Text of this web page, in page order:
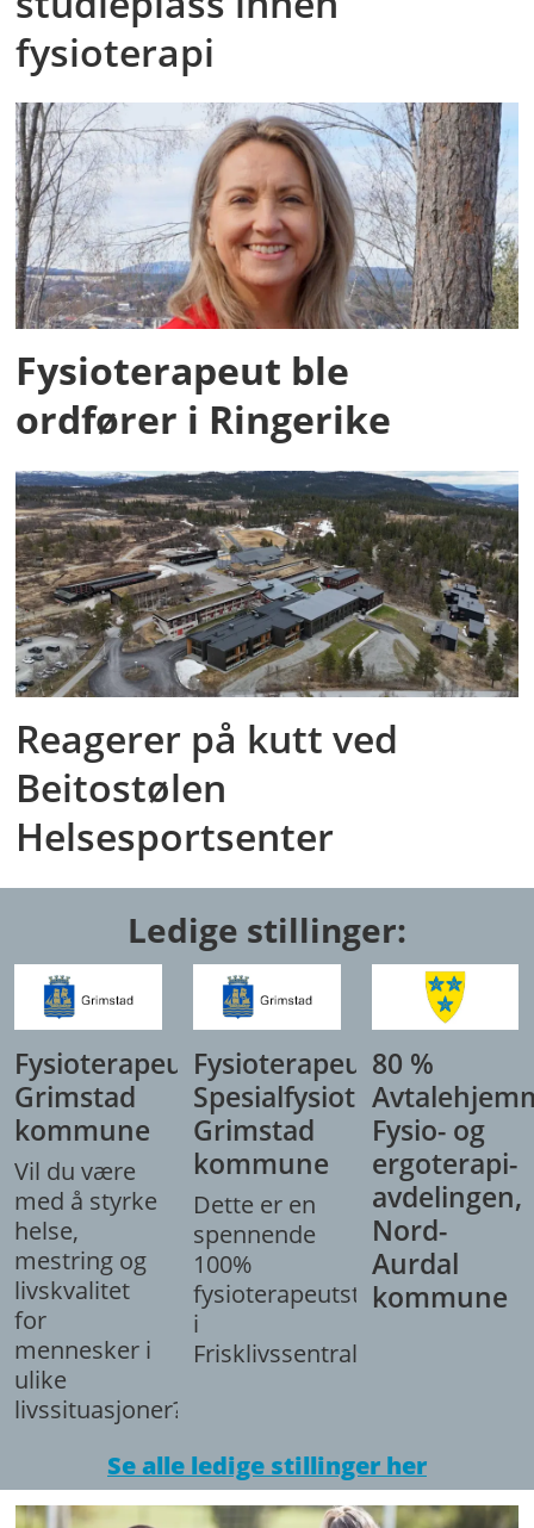
fysioterapi
Fysioterapeut ble
ordfører i Ringerike
Reagerer på kutt ved
Beitostølen
Helsesportsenter
Ledige stillinger:
Fysioterapeut,
Grimstad
kommune
Vil du være
med å styrke
helse,
mestring og
livskvalitet
for
mennesker i
ulike
livssituasjoner?
Fysioterapeut/
Spesialfysioterapeut,
Grimstad
kommune
Dette er en
spennende
100%
fysioterapeutstilling
i
Frisklivssentralen.
80 %
Fysio- og
ergoterapi-
avdelingen,
Nord-
Aurdal
kommune
Se alle ledige stillinger her